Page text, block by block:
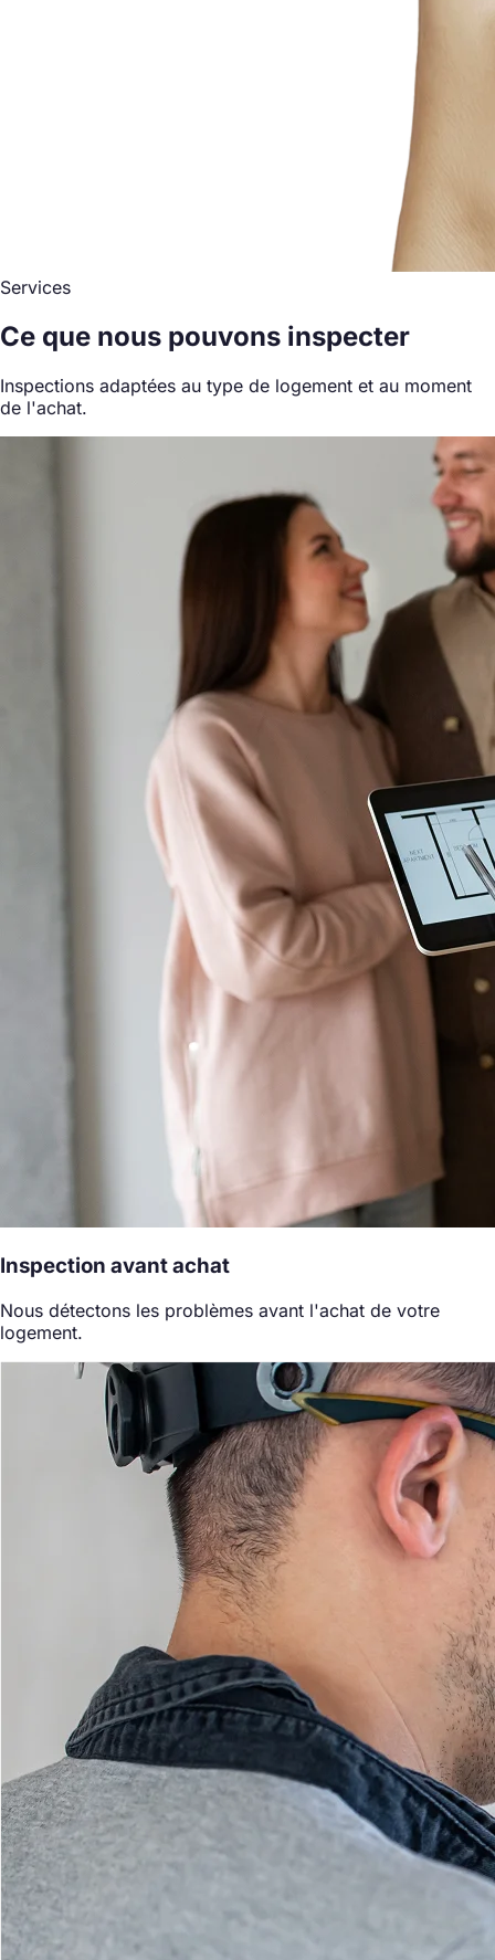
Services
Ce que nous pouvons inspecter
Inspections adaptées au type de logement et au moment
de l'achat.
Inspection avant achat
Nous détectons les problèmes avant l'achat de votre
logement.